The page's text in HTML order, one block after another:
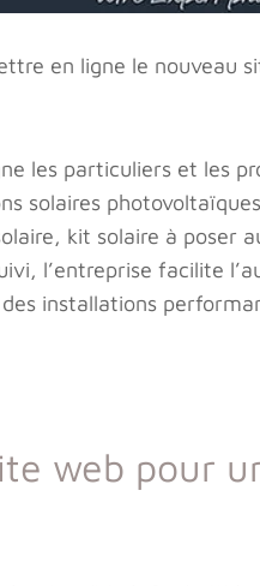
en ligne le nouveau
les particuliers et les
solaires
kit solaire à poser
l’entreprise facilite
installations
web pour